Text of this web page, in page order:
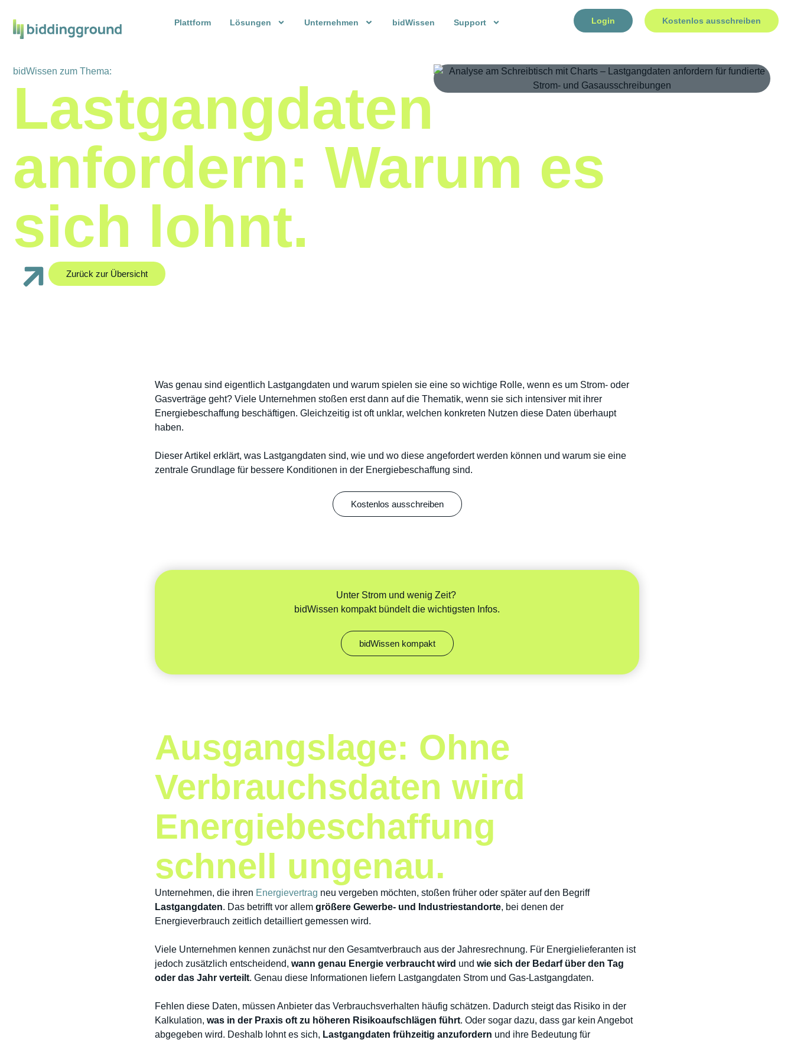
Plattform Lösungen Unternehmen bidWissen Support Login Kostenlos ausschreiben
bidWissen zum Thema:
Lastgangdaten
anfordern: Warum es
sich lohnt.
Zurück zur Übersicht
Was genau sind eigentlich Lastgangdaten und warum spielen sie eine so wichtige Rolle, wenn es um Strom- oder
Gasverträge geht? Viele Unternehmen stoßen erst dann auf die Thematik, wenn sie sich intensiver mit ihrer
Energiebeschaffung beschäftigen. Gleichzeitig ist oft unklar, welchen konkreten Nutzen diese Daten überhaupt
haben.
Dieser Artikel erklärt, was Lastgangdaten sind, wie und wo diese angefordert werden können und warum sie eine
zentrale Grundlage für bessere Konditionen in der Energiebeschaffung sind.
Kostenlos ausschreiben
Unter Strom und wenig Zeit?
bidWissen kompakt bündelt die wichtigsten Infos.
bidWissen kompakt
Ausgangslage: Ohne
Verbrauchsdaten wird
Energiebeschaffung
schnell ungenau.
Unternehmen, die ihren Energievertrag neu vergeben möchten, stoßen früher oder später auf den Begriff
Lastgangdaten. Das betrifft vor allem größere Gewerbe- und Industriestandorte, bei denen der
Energieverbrauch zeitlich detailliert gemessen wird.
Viele Unternehmen kennen zunächst nur den Gesamtverbrauch aus der Jahresrechnung. Für Energielieferanten ist
jedoch zusätzlich entscheidend, wann genau Energie verbraucht wird und wie sich der Bedarf über den Tag
oder das Jahr verteilt. Genau diese Informationen liefern Lastgangdaten Strom und Gas-Lastgangdaten.
Fehlen diese Daten, müssen Anbieter das Verbrauchsverhalten häufig schätzen. Dadurch steigt das Risiko in der
Kalkulation, was in der Praxis oft zu höheren Risikoaufschlägen führt. Oder sogar dazu, dass gar kein Angebot
abgegeben wird. Deshalb lohnt es sich, Lastgangdaten frühzeitig anzufordern und ihre Bedeutung für